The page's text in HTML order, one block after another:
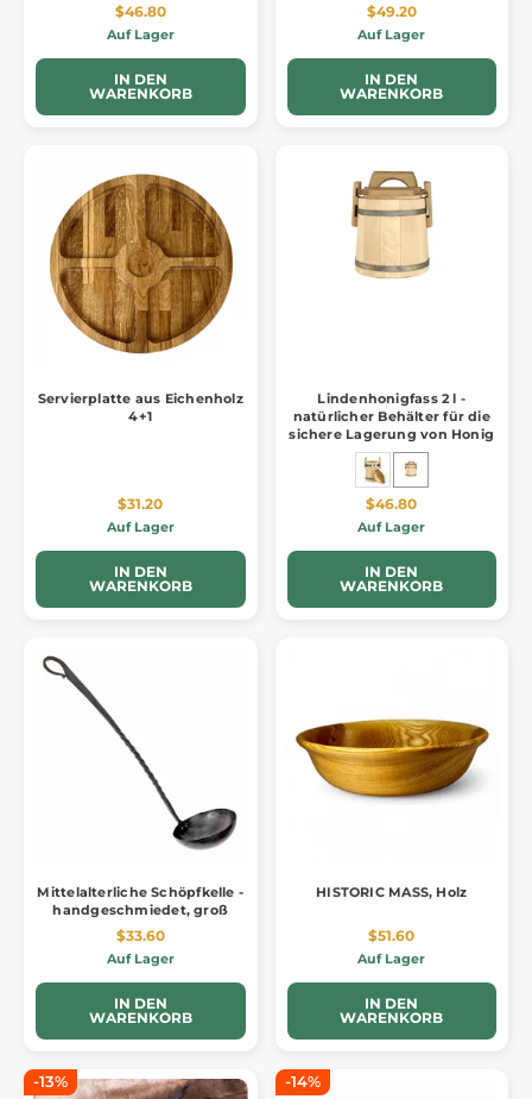
$46.80
Auf Lager
IN DEN
WARENKORB
$49.20
Auf Lager
IN DEN
WARENKORB
Servierplatte aus Eichenholz
4+1
$31.20
Auf Lager
IN DEN
WARENKORB
Lindenhonigfass 2 l -
natürlicher Behälter für die
sichere Lagerung von Honig
$46.80
Auf Lager
IN DEN
WARENKORB
Mittelalterliche Schöpfkelle -
handgeschmiedet, groß
$33.60
Auf Lager
IN DEN
WARENKORB
HISTORIC MASS, Holz
$51.60
Auf Lager
IN DEN
WARENKORB
-13% -14%